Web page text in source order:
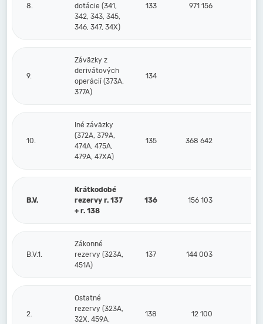
8.
dotácie (341,
342, 343, 345,
346, 347, 34X)
133 971 156
9.
Záväzky z
derivátových
operácií (373A,
377A)
134
10.
Iné záväzky
(372A, 379A,
474A, 475A,
479A, 47XA)
135 368 642
B.V.
Krátkodobé
rezervy r. 137
+ r. 138
136 156 103
B.V.1.
Zákonné
rezervy (323A,
451A)
137 144 003
2.
Ostatné
rezervy (323A,
32X, 459A,
138 12 100